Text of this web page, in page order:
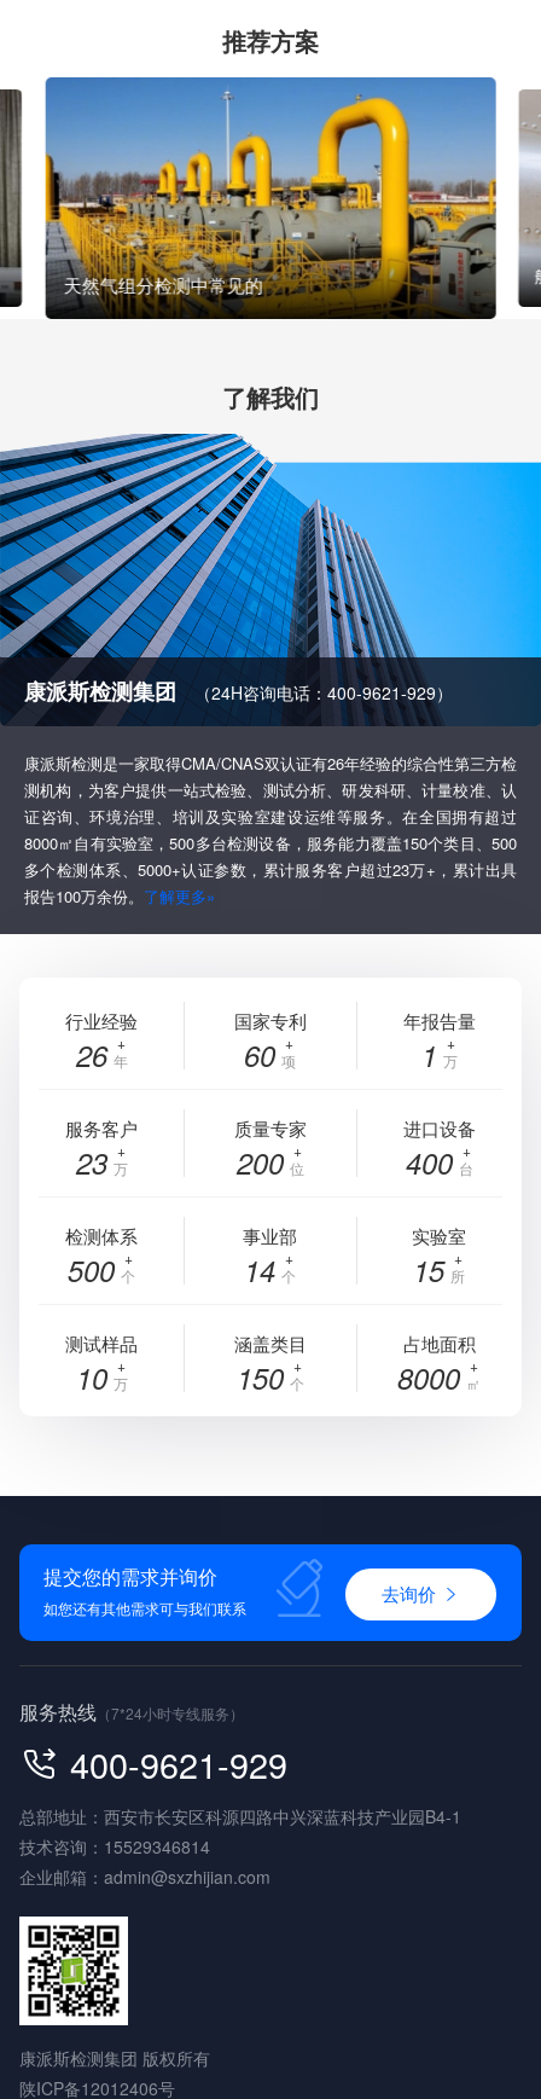
推荐方案
天然气组分检测中常见的
了解我们
康派斯检测集团 （24H咨询电话：400-9621-929）
康派斯检测是一家取得CMA/CNAS双认证有26年经验的综合性第三方检
测机构，为客户提供一站式检验、测试分析、研发科研、计量校准、认
证咨询、环境治理、培训及实验室建设运维等服务。在全国拥有超过
8000㎡自有实验室，500多台检测设备，服务能力覆盖150个类目、500
多个检测体系、5000+认证参数，累计服务客户超过23万+，累计出具
报告100万余份。 了解更多»
行业经验
26 年
国家专利
60 项
年报告量
1 万
服务客户
23 万
质量专家
200 位
进口设备
400 台
检测体系
500 个
事业部
14 个
实验室
15 所
测试样品
10 万
涵盖类目
150 个
占地面积
8000 ㎡
提交您的需求并询价
如您还有其他需求可与我们联系
去询价
服务热线 （7*24小时专线服务）
400-9621-929
总部地址：西安市长安区科源四路中兴深蓝科技产业园B4-1
技术咨询： 15529346814
企业邮箱： admin@sxzhijian.com
康派斯检测集团 版权所有
陕ICP备12012406号